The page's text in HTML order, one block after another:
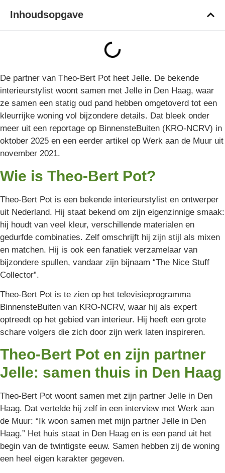
Inhoudsopgave
De partner van Theo-Bert Pot heet Jelle. De bekende
interieurstylist woont samen met Jelle in Den Haag, waar
ze samen een statig oud pand hebben omgetoverd tot een
kleurrijke woning vol bijzondere details. Dat bleek onder
meer uit een reportage op BinnensteBuiten (KRO-NCRV) in
oktober 2025 en een eerder artikel op Werk aan de Muur uit
november 2021.
Wie is Theo-Bert Pot?
Theo-Bert Pot is een bekende interieurstylist en ontwerper
uit Nederland. Hij staat bekend om zijn eigenzinnige smaak:
hij houdt van veel kleur, verschillende materialen en
gedurfde combinaties. Zelf omschrijft hij zijn stijl als mixen
en matchen. Hij is ook een fanatiek verzamelaar van
bijzondere spullen, vandaar zijn bijnaam “The Nice Stuff
Collector”.
Theo-Bert Pot is te zien op het televisieprogramma
BinnensteBuiten van KRO-NCRV, waar hij als expert
optreedt op het gebied van interieur. Hij heeft een grote
schare volgers die zich door zijn werk laten inspireren.
Theo-Bert Pot en zijn partner
Jelle: samen thuis in Den Haag
Theo-Bert Pot woont samen met zijn partner Jelle in Den
Haag. Dat vertelde hij zelf in een interview met Werk aan
de Muur: “Ik woon samen met mijn partner Jelle in Den
Haag.” Het huis staat in Den Haag en is een pand uit het
begin van de twintigste eeuw. Samen hebben zij de woning
een heel eigen karakter gegeven.